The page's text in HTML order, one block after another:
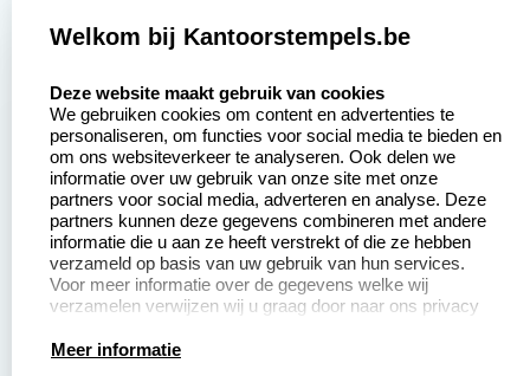
Aanvraag op maat
Betaling &
Verzending
Wederverkoper
worden
Contact opnemen
Veel gestelde vragen
Retourneren
Herroepingsrecht
Productinformatie:
Welkom bij Kantoorstempels.be
Deze website maakt gebruik van cookies
We gebruiken cookies om content en advertenties te
personaliseren, om functies voor social media te bieden en
om ons websiteverkeer te analyseren. Ook delen we
informatie over uw gebruik van onze site met onze
partners voor social media, adverteren en analyse. Deze
partners kunnen deze gegevens combineren met andere
informatie die u aan ze heeft verstrekt of die ze hebben
verzameld op basis van uw gebruik van hun services.
Voor meer informatie over de gegevens welke wij
verzamelen verwijzen wij u graag door naar ons privacy
Meer informatie